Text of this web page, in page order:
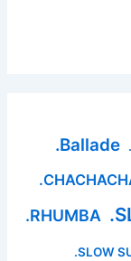
.Ballade
.RHUMBA
.SLOW